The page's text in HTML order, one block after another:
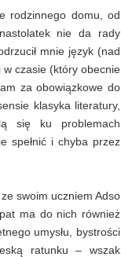
rodzinnego domu, od
nie da rady
mnie język (nad
w czasie (który obecnie
za obowiązkowe do
klasyka literatury,
się ku problemach
spełnić i chyba przez
swoim uczniem Adso
ma do nich również
umysłu, bystrości
ratunku – wszak